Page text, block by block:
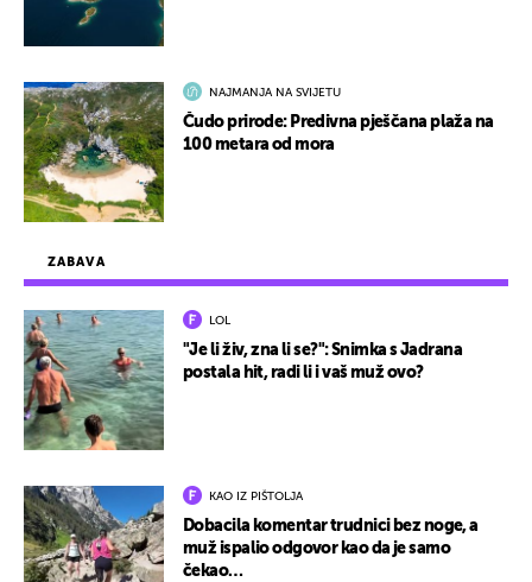
ZABAVA
LOL
"Je li živ, zna li se?": Snimka s Jadrana
postala hit, radi li i vaš muž ovo?
KAO IZ PIŠTOLJA
Dobacila komentar trudnici bez noge, a
muž ispalio odgovor kao da je samo
čekao…
NAJMANJA NA SVIJETU
Čudo prirode: Predivna pješčana plaža na
100 metara od mora